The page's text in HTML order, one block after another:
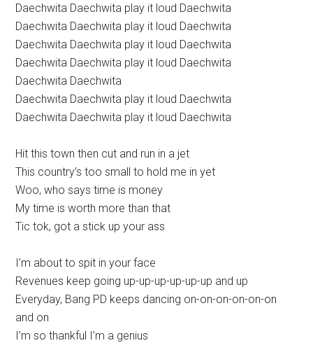
Daechwita Daechwita play it loud Daechwita
Daechwita Daechwita play it loud Daechwita
Daechwita Daechwita play it loud Daechwita
Daechwita Daechwita play it loud Daechwita
Daechwita Daechwita
Daechwita Daechwita play it loud Daechwita
Daechwita Daechwita play it loud Daechwita
Hit this town then cut and run in a jet
This country’s too small to hold me in yet
Woo, who says time is money
My time is worth more than that
Tic tok, got a stick up your ass
I’m about to spit in your face
Revenues keep going up-up-up-up-up-up and up
Everyday, Bang PD keeps dancing on-on-on-on-on-on
and on
I’m so thankful I’m a genius